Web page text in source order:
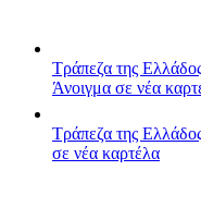
Τράπεζα της
Άνοιγμα σε νέα
Τράπεζα της
σε νέα καρτέλα